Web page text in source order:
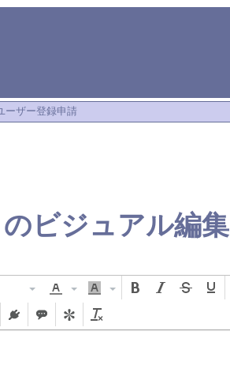
ーザー登録申請
ビジュアル編集